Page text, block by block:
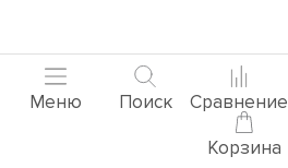
Меню Поиск Сравнение
Корзина